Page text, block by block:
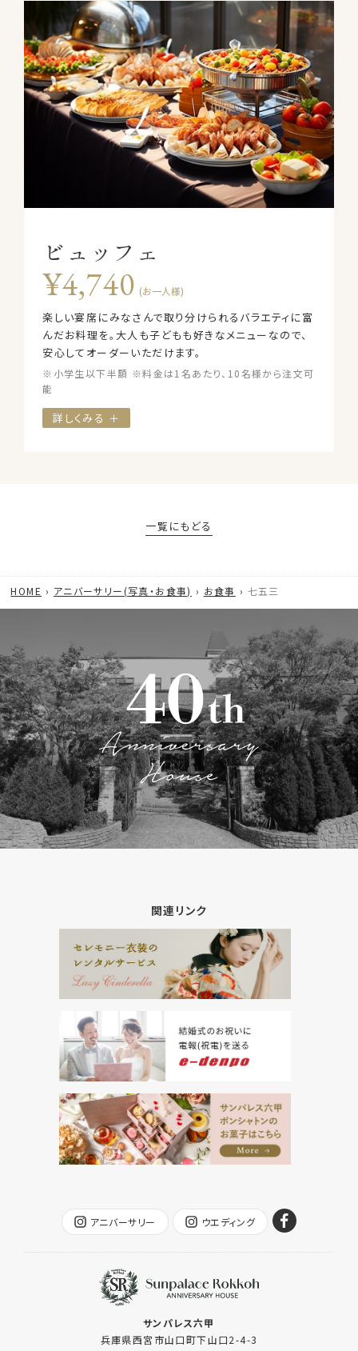
ビュッフェ
¥4,740 (お一人様)
楽しい宴席にみなさんで取り分けられるバラエティに富
んだお料理を。大人も子どもも好きなメニューなので、
安心してオーダーいただけます。
※小学生以下半額 ※料金は1名あたり、10名様から注文可
能
詳しくみる ＋
一覧にもどる
HOME アニバーサリー(写真・お食事) お食事 七五三
関連リンク
アニバーサリー ウエディング
サンパレス六甲
兵庫県西宮市山口町下山口2-4-3